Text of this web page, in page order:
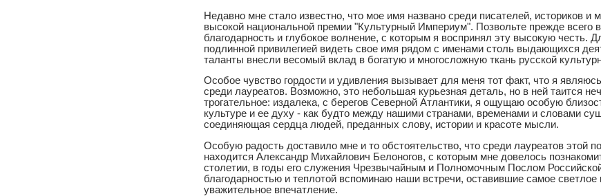
Недавно мне стало известно, что мое имя названо среди писателей, историков и
высокой национальной премии "Культурный Империум". Позвольте прежде всего
благодарность и глубокое волнение, с которым я воспринял эту высокую честь.
подлинной привилегией видеть свое имя рядом с именами столь выдающихся
таланты внесли весомый вклад в богатую и многосложную ткань русской
Особое чувство гордости и удивления вызывает для меня тот факт, что я
среди лауреатов. Возможно, это небольшая курьезная деталь, но в ней таится
трогательное: издалека, с берегов Северной Атлантики, я ощущаю особую
культуре и ее духу - как будто между нашими странами, временами и словами
соединяющая сердца людей, преданных слову, истории и красоте мысли.
Особую радость доставило мне и то обстоятельство, что среди лауреатов этой
находится Александр Михайлович Белоногов, с которым мне довелось
столетии, в годы его служения Чрезвычайным и Полномочным Послом
благодарностью и теплотой вспоминаю наши встречи, оставившие самое светлое
уважительное впечатление.